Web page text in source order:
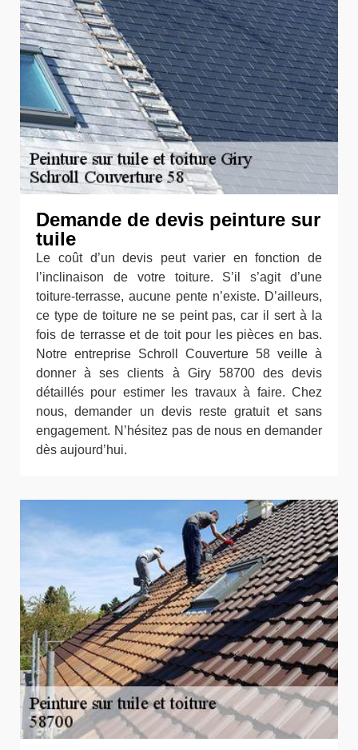
Demande de devis peinture sur
tuile
Le coût d’un devis peut varier en fonction de
l’inclinaison de votre toiture. S’il s’agit d’une
toiture-terrasse, aucune pente n’existe. D’ailleurs,
ce type de toiture ne se peint pas, car il sert à la
fois de terrasse et de toit pour les pièces en bas.
Notre entreprise Schroll Couverture 58 veille à
donner à ses clients à Giry 58700 des devis
détaillés pour estimer les travaux à faire. Chez
nous, demander un devis reste gratuit et sans
engagement. N’hésitez pas de nous en demander
dès aujourd’hui.